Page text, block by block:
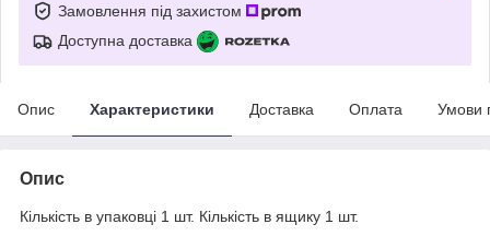
Замовлення під захистом
Доступна доставка
Опис Характеристики Доставка Оплата Умови
Опис
Кількість в упаковці 1 шт. Кількість в ящику 1 шт.